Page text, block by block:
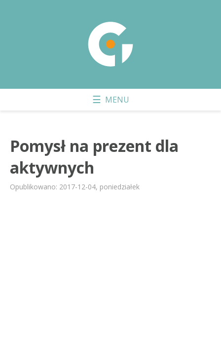
Pomysł na prezent dla
aktywnych
Opublikowano: 2017-12-04, poniedziałek